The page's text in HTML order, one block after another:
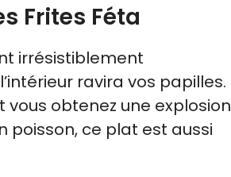
Frites Féta
irrésistiblement
ravira vos papilles.
obtenez une explosion
poisson, ce plat est aussi